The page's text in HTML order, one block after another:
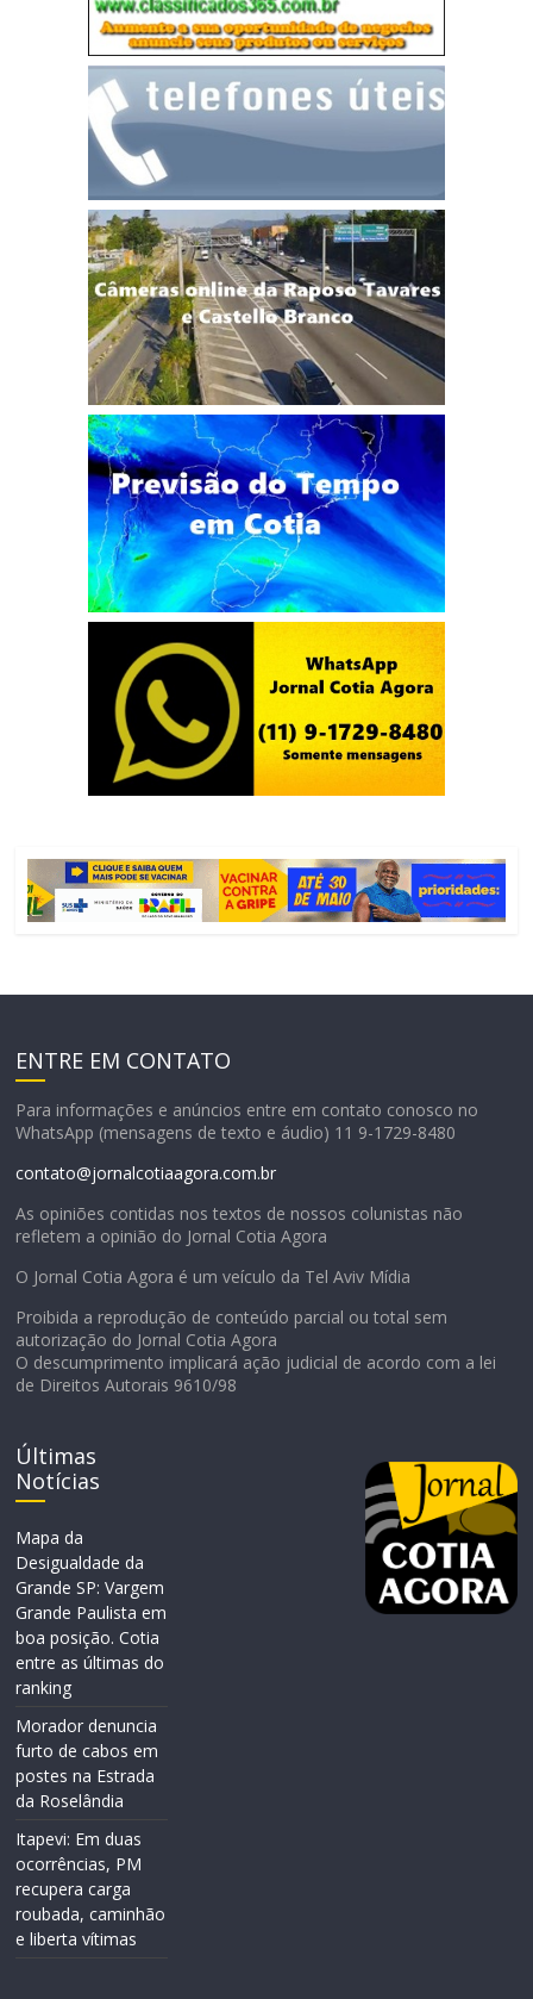
ENTRE EM CONTATO
Para informações e anúncios entre em contato conosco no
WhatsApp (mensagens de texto e áudio) 11 9-1729-8480
contato@jornalcotiaagora.com.br
As opiniões contidas nos textos de nossos colunistas não
refletem a opinião do Jornal Cotia Agora
O Jornal Cotia Agora é um veículo da Tel Aviv Mídia
Proibida a reprodução de conteúdo parcial ou total sem
autorização do Jornal Cotia Agora
O descumprimento implicará ação judicial de acordo com a lei
de Direitos Autorais 9610/98
Últimas
Notícias
Mapa da
Desigualdade da
Grande SP: Vargem
Grande Paulista em
boa posição. Cotia
entre as últimas do
ranking
Morador denuncia
furto de cabos em
postes na Estrada
da Roselândia
Itapevi: Em duas
ocorrências, PM
recupera carga
roubada, caminhão
e liberta vítimas